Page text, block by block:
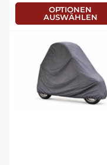
OPTIONEN
AUSWÄHLEN